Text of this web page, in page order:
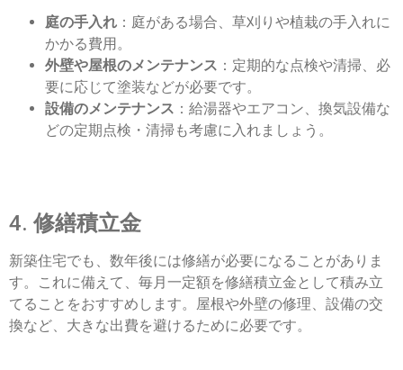
庭の手入れ ：庭がある場合、草刈りや植栽の手入れに
かかる費用。
外壁や屋根のメンテナンス ：定期的な点検や清掃、必
要に応じて塗装などが必要です。
設備のメンテナンス ：給湯器やエアコン、換気設備な
どの定期点検・清掃も考慮に入れましょう。
4. 修繕積立金
新築住宅でも、数年後には修繕が必要になることがありま
す。これに備えて、毎月一定額を修繕積立金として積み立
てることをおすすめします。屋根や外壁の修理、設備の交
換など、大きな出費を避けるために必要です。